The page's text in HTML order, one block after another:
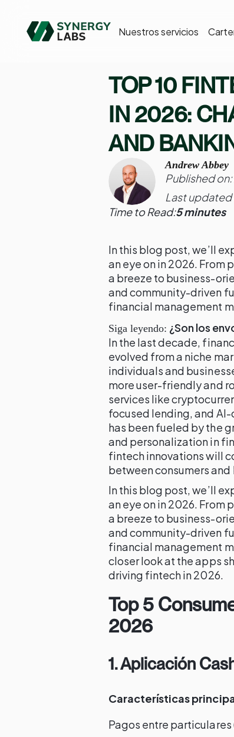
Nuestros servicios
TOP 10
IN 2026:
AND
Andrew Abbey
Published on:
Last updated
Time to Read:5 minutes
In this blog post, we’ll
an eye on in 2026.
a breeze to business-
and community-driven
financial management
Siga leyendo: ¿Son los
In the last decade,
evolved from a niche
individuals and
more user-friendly and
services like
focused lending, and
has been fueled by the
and personalization in
fintech innovations will
between consumers
In this blog post, we’ll
an eye on in 2026.
a breeze to business-
and community-driven
financial management
closer look at the apps
driving fintech in 2026.
Top 5
2026
1. Aplicación
Características
Pagos entre particulares